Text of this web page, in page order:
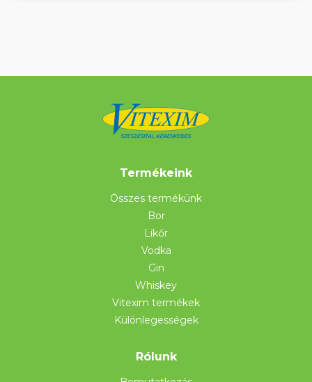
Termékeink
Összes termékünk
Bor
Likőr
Vodka
Gin
Whiskey
Vitexim termékek
Különlegességek
Rólunk